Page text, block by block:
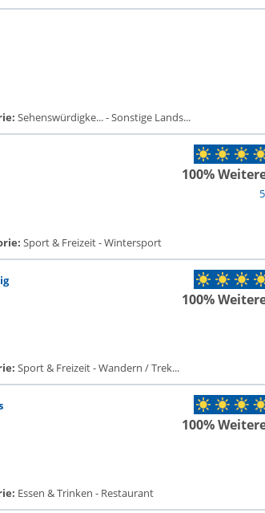
Sehenswürdigke... - Sonstige Lands...
100%
Sport & Freizeit - Wintersport
100%
Sport & Freizeit - Wandern / Trek...
100%
Essen & Trinken - Restaurant